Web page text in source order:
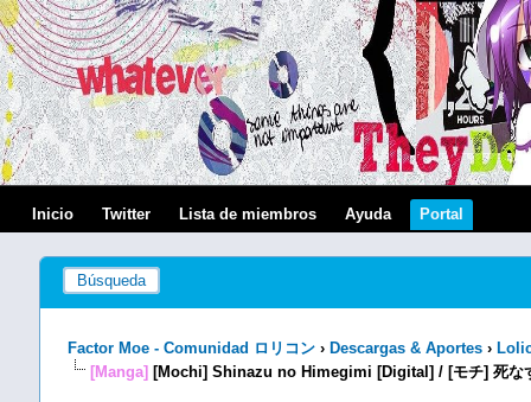
Inicio Twitter Lista de miembros Ayuda Portal
Búsqueda
Factor Moe - Comunidad ロリコン › Descargas & Aportes ›
[Manga] [Mochi] Shinazu no Himegimi [Digital] / [モチ] 死な